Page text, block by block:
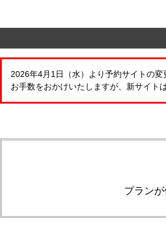
2026年4月1日（水）より予約サイトの
お手数をおかけいたしますが、新サイト
プラン